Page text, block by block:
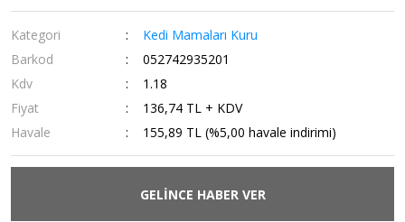
Kategori
Kedi Mamaları Kuru
Barkod
052742935201
Kdv
1.18
Fiyat
136,74 TL + KDV
Havale
155,89 TL (%5,00 havale indirimi)
GELİNCE HABER VER